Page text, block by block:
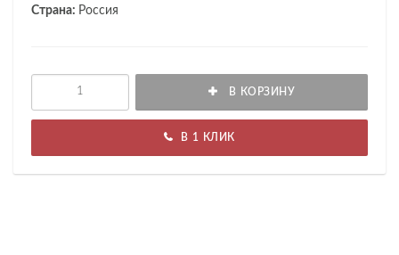
Страна: Россия
В КОРЗИНУ
В 1 КЛИК